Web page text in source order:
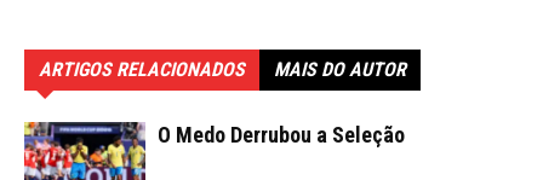
ARTIGOS RELACIONADOS MAIS DO AUTOR
O Medo Derrubou a Seleção